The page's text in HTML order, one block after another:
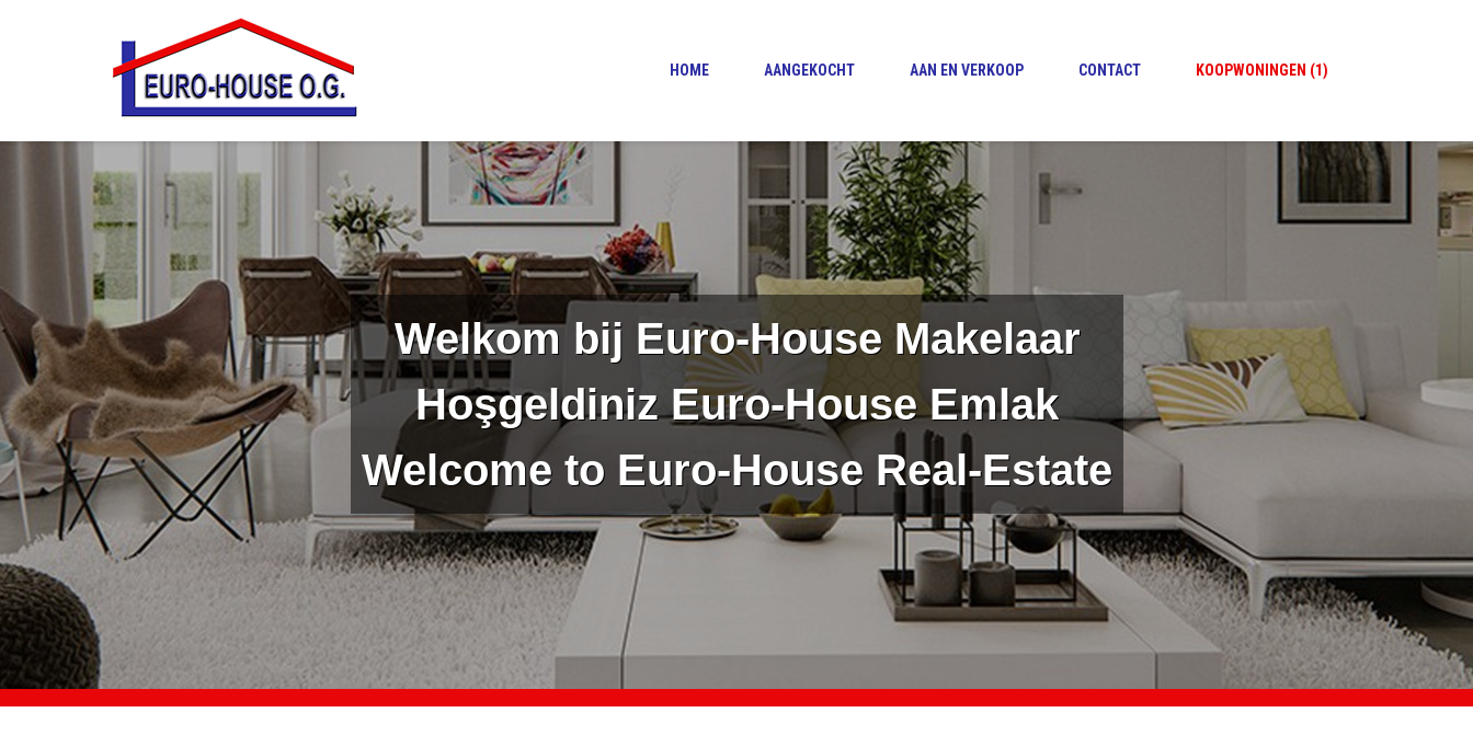
HOME AANGEKOCHT AAN EN VERKOOP CONTACT KOOPWONINGEN (1)
Welkom bij Euro-House Makelaar
Hoşgeldiniz Euro-House Emlak
Welcome to Euro-House Real-Estate